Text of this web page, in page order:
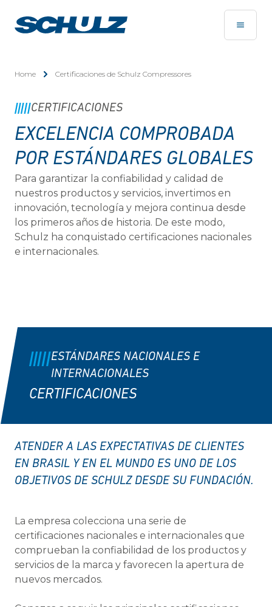
Home Certificaciones de Schulz Compressores
CERTIFICACIONES
EXCELENCIA COMPROBADA
POR ESTÁNDARES GLOBALES
Para garantizar la confiabilidad y calidad de
nuestros productos y servicios, invertimos en
innovación, tecnología y mejora continua desde
los primeros años de historia. De este modo,
Schulz ha conquistado certificaciones nacionales
e internacionales.
ESTÁNDARES NACIONALES E
INTERNACIONALES
CERTIFICACIONES
ATENDER A LAS EXPECTATIVAS DE CLIENTES
EN BRASIL Y EN EL MUNDO ES UNO DE LOS
OBJETIVOS DE SCHULZ DESDE SU FUNDACIÓN.
La empresa colecciona una serie de
certificaciones nacionales e internacionales que
comprueban la confiabilidad de los productos y
servicios de la marca y favorecen la apertura de
nuevos mercados.